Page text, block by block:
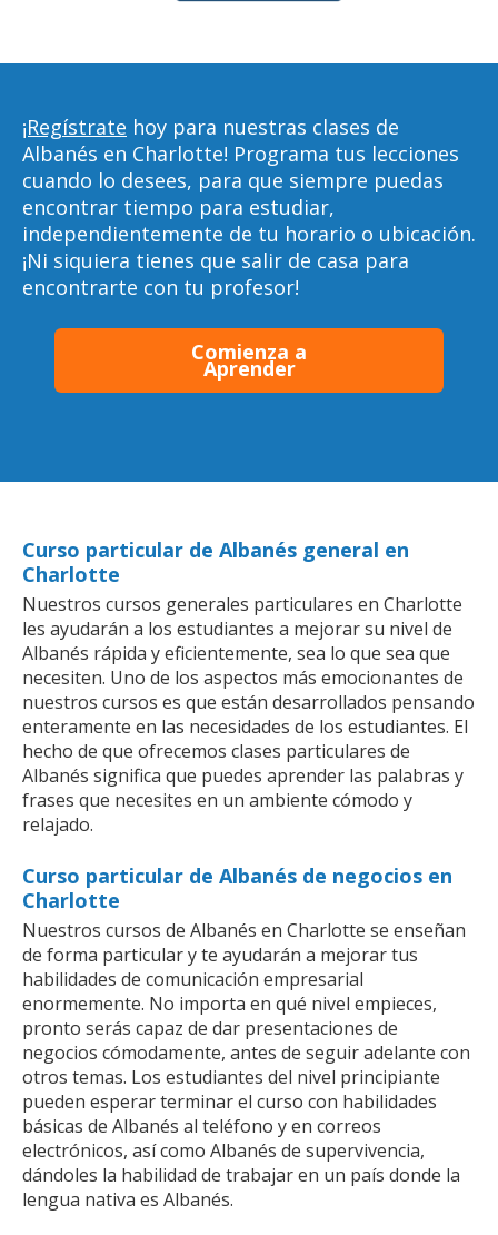
¡Regístrate hoy para nuestras clases de
Albanés en Charlotte! Programa tus lecciones
cuando lo desees, para que siempre puedas
encontrar tiempo para estudiar,
independientemente de tu horario o ubicación.
¡Ni siquiera tienes que salir de casa para
encontrarte con tu profesor!
Comienza a
Aprender
Curso particular de Albanés general en
Charlotte
Nuestros cursos generales particulares en Charlotte
les ayudarán a los estudiantes a mejorar su nivel de
Albanés rápida y eficientemente, sea lo que sea que
necesiten. Uno de los aspectos más emocionantes de
nuestros cursos es que están desarrollados pensando
enteramente en las necesidades de los estudiantes. El
hecho de que ofrecemos clases particulares de
Albanés significa que puedes aprender las palabras y
frases que necesites en un ambiente cómodo y
relajado.
Curso particular de Albanés de negocios en
Charlotte
Nuestros cursos de Albanés en Charlotte se enseñan
de forma particular y te ayudarán a mejorar tus
habilidades de comunicación empresarial
enormemente. No importa en qué nivel empieces,
pronto serás capaz de dar presentaciones de
negocios cómodamente, antes de seguir adelante con
otros temas. Los estudiantes del nivel principiante
pueden esperar terminar el curso con habilidades
básicas de Albanés al teléfono y en correos
electrónicos, así como Albanés de supervivencia,
dándoles la habilidad de trabajar en un país donde la
lengua nativa es Albanés.